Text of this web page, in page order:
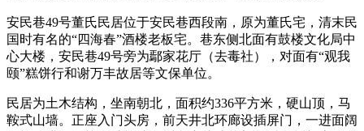
安民巷49号董氏民居位于安民巷西段南，原为董氏宅，清末民
国时有名的“四海春”酒楼老板宅。巷东侧北面有鼓楼文化局中
心大楼，安民巷49号旁为鄢家花厅（去毒社），对面有“观我
颐”糕饼行和谢万丰故居等文保单位。
民居为土木结构，坐南朝北，面积约336平方米，硬山顶，马
鞍式山墙。正座入门头房，前天井北环廊设插屏门，一进面阔